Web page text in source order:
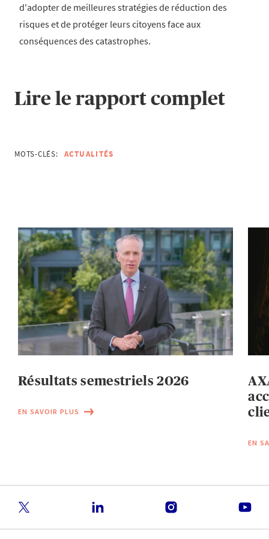
d'adopter de meilleures stratégies de réduction des
risques et de protéger leurs citoyens face aux
conséquences des catastrophes.
Lire le rapport complet
MOTS-CLÉS: ACTUALITÉS
Résultats semestriels 2026
EN SAVOIR PLUS
EN